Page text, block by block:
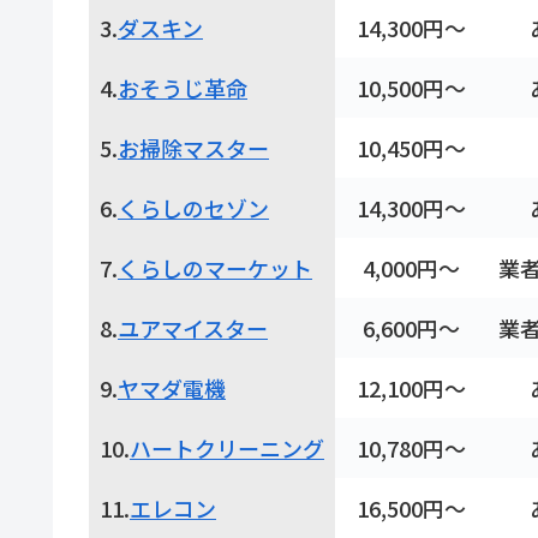
3.ダスキン 14,300円～
4.おそうじ革命 10,500円～
5.お掃除マスター
10,450円～
6.くらしのセゾン 14,300円～
7.くらしのマーケット 4,000円～
業
8.ユアマイスター 6,600円～
業
9.ヤマダ電機 12,100円～
10.ハートクリーニング 10,780円～
11.エレコン 16,500円～